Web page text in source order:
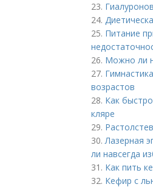
23.
24.
25. Питание
26. Можно ли
27.
возрастов
28. Как
кляре
29.
30. Лазерная
ли навсегда
31. Как пить
32. Кефир с